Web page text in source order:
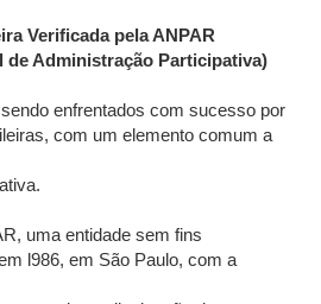
Verificada pela ANPAR
de Administração Participativa)
enfrentados com sucesso por
com um elemento comum a
uma entidade sem fins
l986, em São Paulo, com a